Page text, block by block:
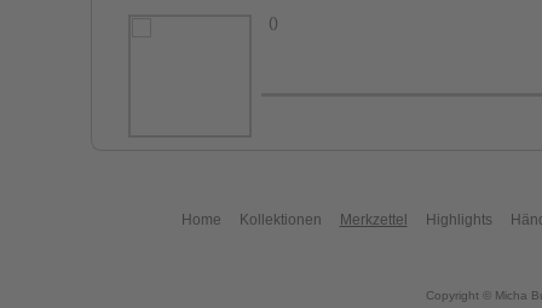
()
Home Kollektionen Merkzettel Highlights
Copyright © Micha